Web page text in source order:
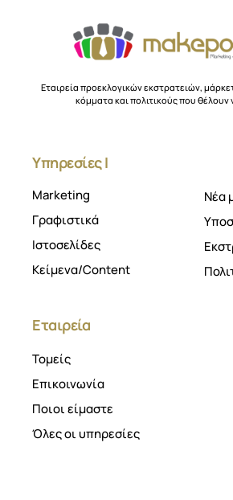
Εταιρεία προεκλογικών εκστρατειών,
κόμματα και πολιτικούς που θέλουν
Υπηρεσίες Ι
Marketing
Γραφιστικά
Ιστοσελίδες
Κείμενα/Content
Νέα
Εταιρεία
Τομείς
Επικοινωνία
Ποιοι είμαστε
Όλες οι υπηρεσίες